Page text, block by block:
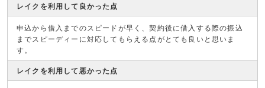
レイクを利用して良かった点
申込から借入までのスピードが早く、契約後に借入する際の振込
までスピーディーに対応してもらえる点がとても良いと思いま
す。
レイクを利用して悪かった点